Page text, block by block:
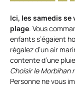
Ici, les samedis
plage. Vous
enfants s’égaient
régalez d’un air
contente d’une
Choisir le Morbihan
Personne ne vous